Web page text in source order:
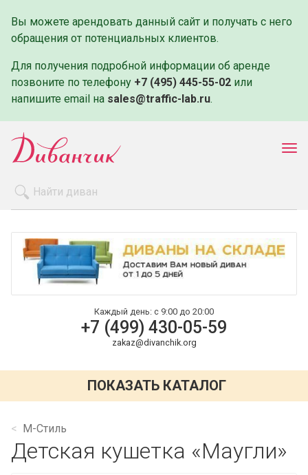
Вы можете арендовать данный сайт и получать с него
обращения от потенциальных клиентов.
Для получения подробной информации об аренде
позвоните по телефону +7 (495) 445-55-02 или
напишите email на sales@traffic-lab.ru.
Оплата и доставка
Контакты
Каждый день: с 9:00 до 20:00
+7 (499) 430-05-59
zakaz@divanchik.org
ПОКАЗАТЬ КАТАЛОГ
М-Стиль
Детская кушетка «Маугли»